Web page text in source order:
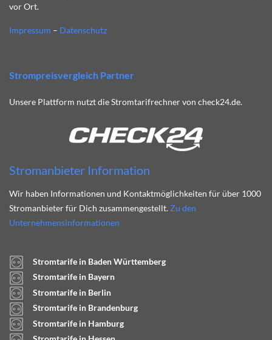
vor Ort.
Impressum – Datenschutz
Strompreisvergleich Partner
Unsere Plattform nutzt die Stromtarifrechner von check24.de.
Stromanbieter Information
Wir haben Informationen und Kontaktmöglichkeiten für über 1000
Stromanbieter für Dich zusammengestellt. Zu den
Unternehmensinformationen
Stromtarife in Baden Württemberg
Stromtarife in Bayern
Stromtarife in Berlin
Stromtarife in Brandenburg
Stromtarife in Hamburg